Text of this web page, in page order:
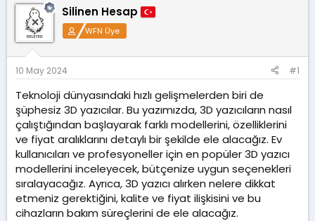
u
y
u
B
ş
l
a
t
a
n
l
a
n
ı
t
a
r
i
h
i
r
l
m
e
Silinen Hesap
WFN Üye
10 May 2024 #1
Teknoloji dünyasındaki hızlı gelişmelerden biri de
şüphesiz 3D yazıcılar. Bu yazımızda, 3D yazıcıların nasıl
çalıştığından başlayarak farklı modellerini, özelliklerini
ve fiyat aralıklarını detaylı bir şekilde ele alacağız. Ev
kullanıcıları ve profesyoneller için en popüler 3D yazıcı
modellerini inceleyecek, bütçenize uygun seçenekleri
sıralayacağız. Ayrıca, 3D yazıcı alırken nelere dikkat
etmeniz gerektiğini, kalite ve fiyat ilişkisini ve bu
cihazların bakım süreçlerini de ele alacağız.